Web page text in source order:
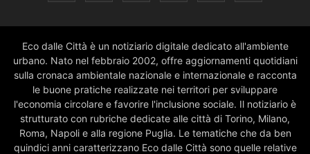
Eco dalle Città è un notiziario digitale dedicato all'ambiente
urbano. Nato nel febbraio 2002, offre aggiornamenti quotidiani
sulla cronaca ambientale nazionale e internazionale e racconta
le buone pratiche realizzate nei territori per sviluppare
l'economia circolare e favorire l'inclusione sociale. Il notiziario è
strutturato con rubriche dedicate alle città di Torino, Milano,
Roma, Napoli e alla regione Puglia. Le tematiche che da ben
quindici anni caratterizzano Eco dalle Città sono quelle relative